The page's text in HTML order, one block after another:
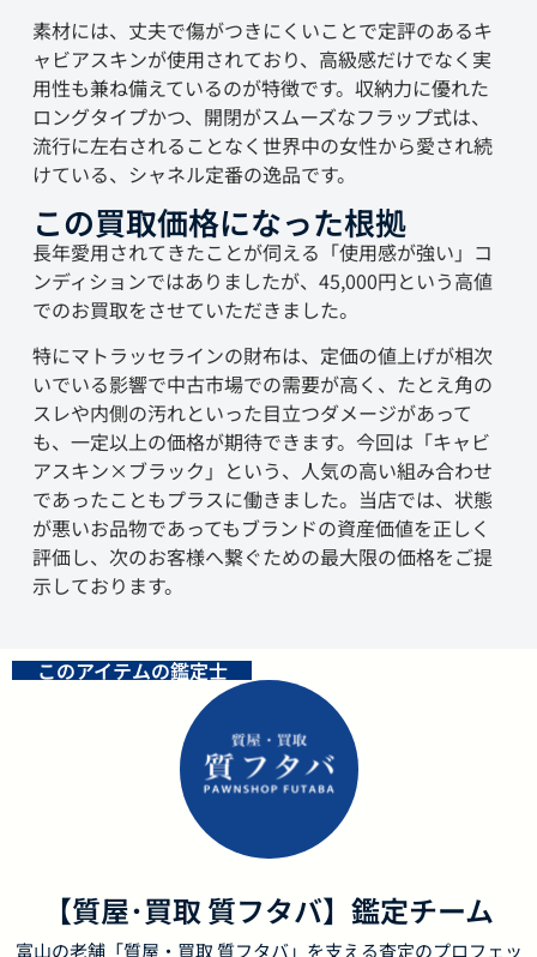
素材には、丈夫で傷がつきにくいことで定評のあるキ
ャビアスキンが使用されており、高級感だけでなく実
用性も兼ね備えているのが特徴です。収納力に優れた
ロングタイプかつ、開閉がスムーズなフラップ式は、
流行に左右されることなく世界中の女性から愛され続
けている、シャネル定番の逸品です。
この買取価格になった根拠
長年愛用されてきたことが伺える「使用感が強い」コ
ンディションではありましたが、45,000円という高値
でのお買取をさせていただきました。
特にマトラッセラインの財布は、定価の値上げが相次
いでいる影響で中古市場での需要が高く、たとえ角の
スレや内側の汚れといった目立つダメージがあって
も、一定以上の価格が期待できます。今回は「キャビ
アスキン×ブラック」という、人気の高い組み合わせ
であったこともプラスに働きました。当店では、状態
が悪いお品物であってもブランドの資産価値を正しく
評価し、次のお客様へ繋ぐための最大限の価格をご提
示しております。
このアイテムの鑑定士
【質屋･買取 質フタバ】鑑定チーム
富山の老舗「質屋・買取 質フタバ」を支える査定のプロフェッ